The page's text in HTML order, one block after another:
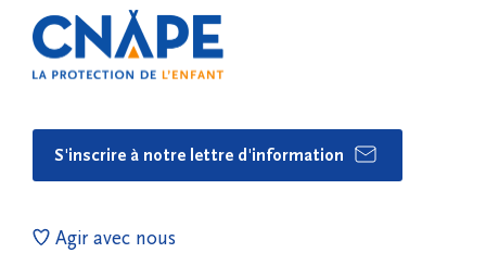
S'inscrire à notre lettre d'information
Agir avec nous